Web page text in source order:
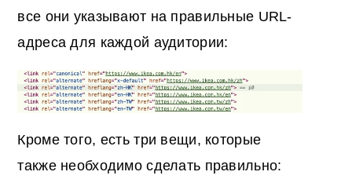
все они указывают на правильные URL-
адреса для каждой аудитории:
Кроме того, есть три вещи, которые
также необходимо сделать правильно: